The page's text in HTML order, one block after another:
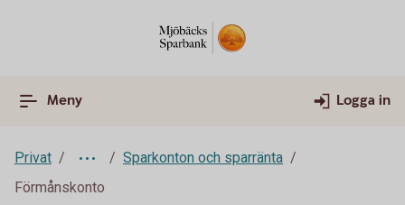
Meny Logga in
Privat
Sparkonton och sparränta
Förmånskonto